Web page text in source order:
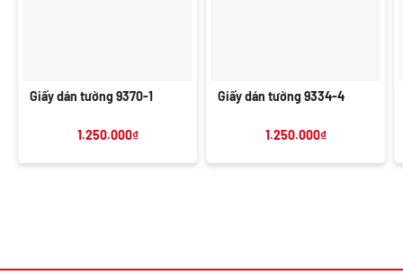
Giấy dán tường 9370-1
1.250.000₫
Giấy dán tường 9334-4
1.250.000₫